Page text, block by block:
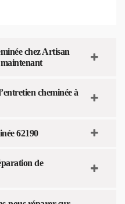
chez Artisan
cheminée à
62190
de